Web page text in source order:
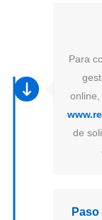
Para
de
Paso